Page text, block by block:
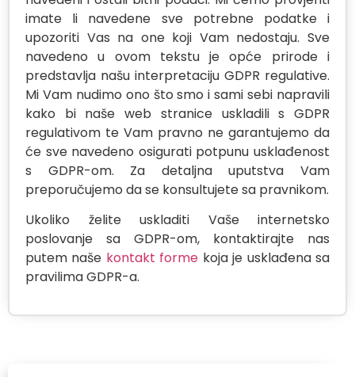
imate li navedene sve potrebne podatke i
upozoriti Vas na one koji Vam nedostaju. Sve
navedeno u ovom tekstu je opće prirode i
predstavlja našu interpretaciju GDPR regulative.
Mi Vam nudimo ono što smo i sami sebi napravili
kako bi naše web stranice uskladili s GDPR
regulativom te Vam pravno ne garantujemo da
će sve navedeno osigurati potpunu usklađenost
s GDPR-om. Za detaljna uputstva Vam
preporučujemo da se konsultujete sa pravnikom.
Ukoliko želite uskladiti Vaše internetsko
poslovanje sa GDPR-om, kontaktirajte nas
putem naše kontakt forme koja je usklađena sa
pravilima GDPR-a.